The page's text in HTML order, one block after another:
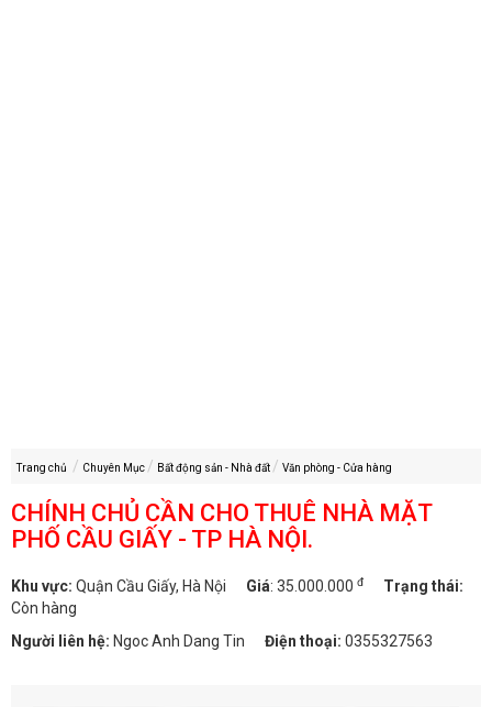
Trang chủ Chuyên Mục Bất động sản - Nhà đất Văn phòng - Cửa hàng
CHÍNH CHỦ CẦN CHO THUÊ NHÀ MẶT
PHỐ CẦU GIẤY - TP HÀ NỘI.
Khu vực: Quận Cầu Giấy, Hà Nội Giá: 35.000.000 đ
Trạng thái:
Còn hàng
Người liên hệ: Ngoc Anh Dang Tin Điện thoại: 0355327563